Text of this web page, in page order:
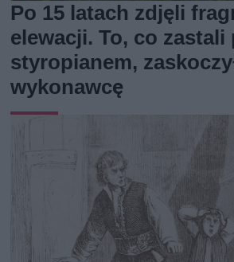
Po 15 latach zdjęli
elewacji. To, co zastali
styropianem,
wykonawcę